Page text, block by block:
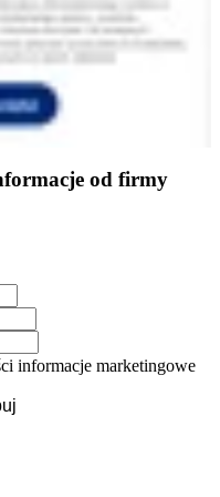
od firmy
informacje marketingowe